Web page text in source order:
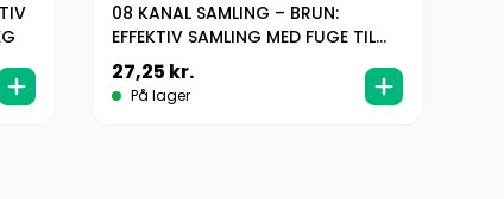
08 KANAL SAMLING – BRUN:
EFFEKTIV SAMLING MED FUGE TIL
KLIMAANLÆGSKANALER
27,25 kr.
På lager